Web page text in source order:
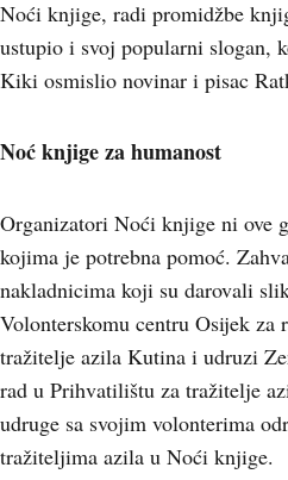
Noći knjige, radi promidžbe
ustupio i svoj popularni slogan,
Kiki osmislio novinar i pisac
Noć knjige za humanost
Organizatori Noći knjige ni ove
kojima je potrebna pomoć.
nakladnicima koji su darovali
Volonterskomu centru Osijek za
tražitelje azila Kutina i udruzi
rad u Prihvatilištu za tražitelje
udruge sa svojim volonterima
tražiteljima azila u Noći knjige.